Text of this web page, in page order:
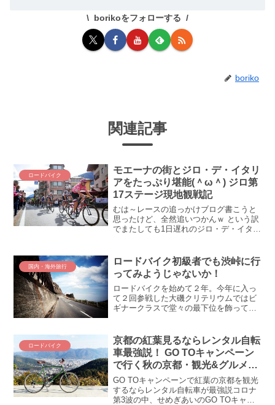
borikoをフォローする
boriko
関連記事
ロードバイク
モエーナの街とジロ・デ・イタリ
アをたっぷり堪能(＾ω＾) ジロ第
17ステージ現地観戦記
むは～レースの追っかけブログ書こうと
思ったけど、全然追いつかんｗ という訳
でまたしても1日遅れのジロ・デ・イタリ
歓喜、モエーナはイイゾ！16ステージの
あと、ボルミ...
国内・海外旅行
ロードバイク初級者でも渋峠に行
ってみようじゃないか！
ロードバイクを始めて２年。今年に入っ
て２回参戦した大磯クリテリウムではビ
ギナークラスで堂々の最下位を飾って、
中級者への入口という40分切りは当然な
がら果たせずｗ獲得標高...
ロードバイク
京都の紅葉見るならレンタル自転
車最強説！ GO TOキャンペーン
で行く秋の京都・観光&グルメス
ポット
GO TOキャンペーンで紅葉の京都を観光
するならレンタル自転車が最強説コロナ
第3波の中、せめぎあいのGO TOキャン